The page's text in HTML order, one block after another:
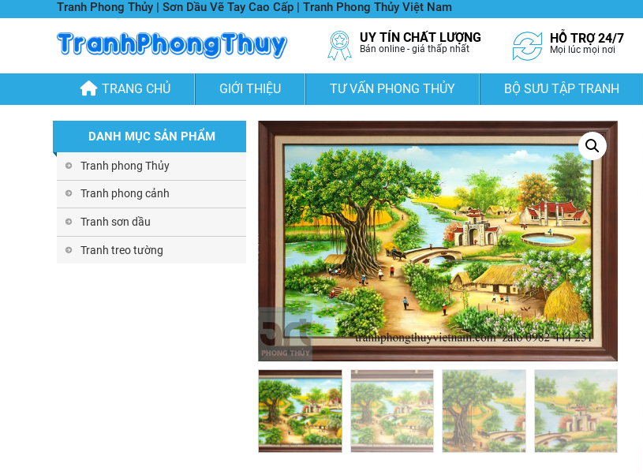
Tranh Phong Thủy | Sơn Dầu Vẽ Tay Cao Cấp | Tranh Phong Thủy Việt Nam
UY TÍN CHẤT LƯỢNG
Bán online - giá thấp nhất
HỖ TRỢ 24/7
Mọi lúc mọi nơi
TRANG CHỦ GIỚI THIỆU TƯ VẤN PHONG THỦY BỘ SƯU TẬP TRANH
DANH MỤC SẢN PHẨM
Tranh phong Thủy
Tranh phong cảnh
Tranh sơn dầu
Tranh treo tường